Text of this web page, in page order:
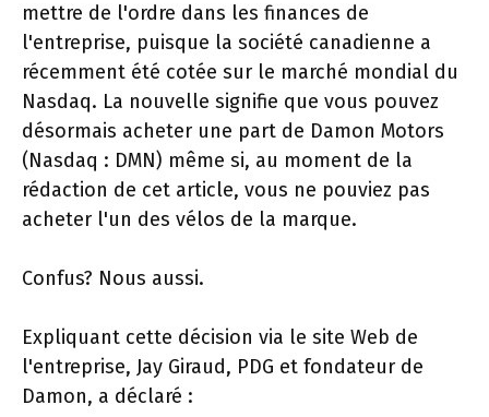
mettre de l'ordre dans les finances de
l'entreprise, puisque la société canadienne a
récemment été cotée sur le marché mondial du
Nasdaq. La nouvelle signifie que vous pouvez
désormais acheter une part de Damon Motors
(Nasdaq : DMN) même si, au moment de la
rédaction de cet article, vous ne pouviez pas
acheter l'un des vélos de la marque.
Confus? Nous aussi.
Expliquant cette décision via le site Web de
l'entreprise, Jay Giraud, PDG et fondateur de
Damon, a déclaré :